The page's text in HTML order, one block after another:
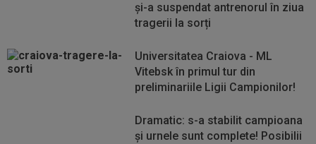
și-a suspendat antrenorul în ziua
tragerii la sorți
Universitatea Craiova - ML
Vitebsk în primul tur din
preliminariile Ligii Campionilor!
Dramatic: s-a stabilit campioana
și urnele sunt complete! Posibilii